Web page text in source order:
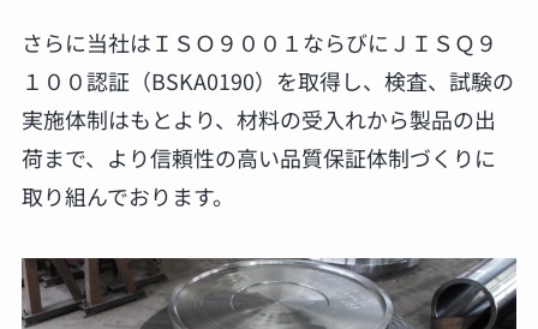
さらに当社はＩＳＯ９００１ならびにＪＩＳＱ９
１００認証（BSKA0190）を取得し、検査、試験の
実施体制はもとより、材料の受入れから製品の出
荷まで、より信頼性の高い品質保証体制づくりに
取り組んでおります。